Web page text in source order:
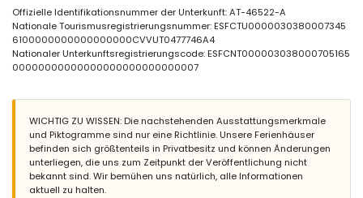
3 Terrassen, von denen 1 überdacht ist
Grill
Außendusche
Außen-Sitzbereich und Außen-Essbereich
Dachterrasse
Nächster Strand: Ampolla (weniger als 3 Kilometer von der Villa
entfernt)
Nächster Hafen: Moraira (weniger als 3 Kilometer von der Villa
entfernt)
Nächster Flughafen: El Altet - Alicante (weniger als 100 Kilometer von
der Villa entfernt)
Offizielle Identifikationsnummer der Unterkunft: AT-46522-A
Nationale Tourismusregistrierungsnummer: ESFCTU0000030380007345
6100000000000000000CVVUT0477746A4
Nationaler Unterkunftsregistrierungscode: ESFCNT000003038000705165
00000000000000000000000000007
WICHTIG ZU WISSEN: Die nachstehenden Ausstattungsmerkmale
und Piktogramme sind nur eine Richtlinie. Unsere Ferienhäuser
befinden sich größtenteils in Privatbesitz und können Änderungen
unterliegen, die uns zum Zeitpunkt der Veröffentlichung nicht
bekannt sind. Wir bemühen uns natürlich, alle Informationen
aktuell zu halten.